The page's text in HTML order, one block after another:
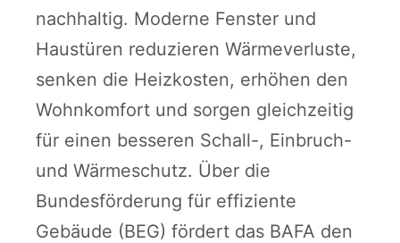
nachhaltig. Moderne Fenster und
Haustüren reduzieren Wärmeverluste,
senken die Heizkosten, erhöhen den
Wohnkomfort und sorgen gleichzeitig
für einen besseren Schall-, Einbruch-
und Wärmeschutz. Über die
Bundesförderung für effiziente
Gebäude (BEG) fördert das BAFA den